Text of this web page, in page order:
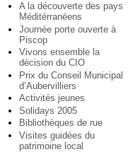
A la découverte des pays
Méditérranéens
Journée porte ouverte à
Piscop
Vivons ensemble la
décision du CIO
Prix du Conseil Municipal
d’Aubervilliers
Activités jeunes
Solidays 2005
Bibliothèques de rue
Visites guidées du
patrimoine local